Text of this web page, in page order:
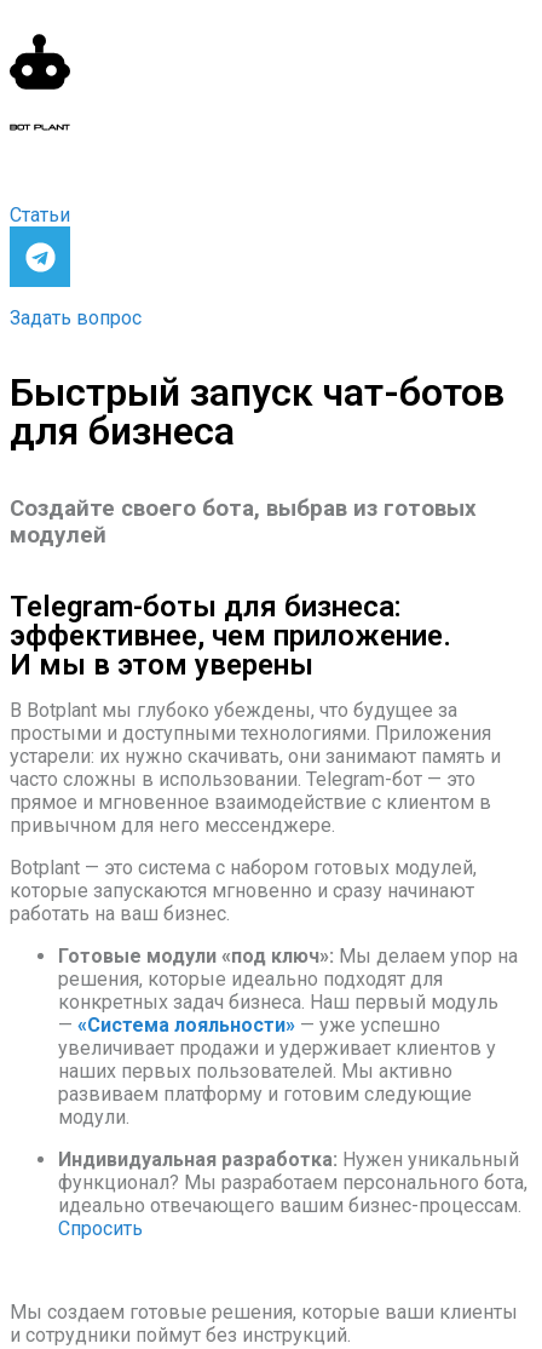
Статьи
Задать вопрос
Быстрый запуск чат-ботов
для бизнеса
Создайте своего бота, выбрав из готовых
модулей
Telegram-боты для бизнеса:
эффективнее, чем приложение.
И мы в этом уверены
В Botplant мы глубоко убеждены, что будущее за
простыми и доступными технологиями. Приложения
устарели: их нужно скачивать, они занимают память и
часто сложны в использовании. Telegram-бот — это
прямое и мгновенное взаимодействие с клиентом в
привычном для него мессенджере.
Botplant — это система с набором готовых модулей,
которые запускаются мгновенно и сразу начинают
работать на ваш бизнес.
Готовые модули «под ключ»: Мы делаем упор на
решения, которые идеально подходят для
конкретных задач бизнеса. Наш первый модуль
— «Система лояльности» — уже успешно
увеличивает продажи и удерживает клиентов у
наших первых пользователей. Мы активно
развиваем платформу и готовим следующие
модули.
Индивидуальная разработка: Нужен уникальный
функционал? Мы разработаем персонального бота,
идеально отвечающего вашим бизнес-процессам.
Спросить
Мы создаем готовые решения, которые ваши клиенты
и сотрудники поймут без инструкций.